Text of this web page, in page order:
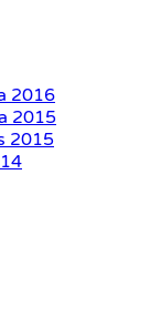
2016
2015
2015